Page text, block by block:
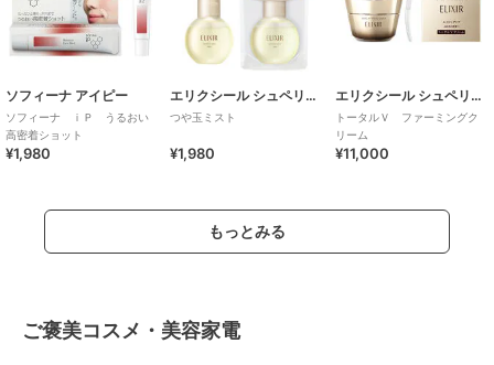
ソフィーナ アイピー
ソフィーナ ｉＰ うるおい
高密着ショット
¥1,980
エリクシール シュペリエル
つや玉ミスト
¥1,980
エリクシール シュペリエル
トータルＶ ファーミングク
リーム
¥11,000
もっとみる
ご褒美コスメ・美容家電